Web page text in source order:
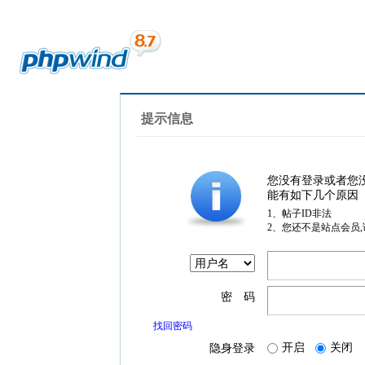
提示信息
您没有登录或者您
能有如下几个原因
1、帖子ID非法
2、您还不是站点会员
密 码
找回密码
隐身登录 开启 关闭